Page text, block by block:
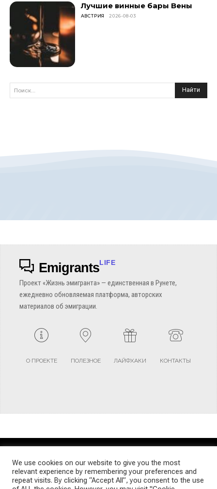
Лучшие винные бары Вены
АВСТРИЯ 2026-08-03
Поиск... Найти
EmigrantsLIFE
Проект «Жизнь эмигранта» — единственная в Рунете,
ежедневно обновляемая платформа, авторских
материалов об эмиграции.
О ПРОЕКТЕ ПОЛЕЗНОЕ ЛАЙФХАКИ КОНТАКТЫ
TERMS AND CONDITIONS PRIVACY POLICY SITEMAP
© Emigrants Life WordPress Theme by TagDiv
We use cookies on our website to give you the most
relevant experience by remembering your preferences and
repeat visits. By clicking “Accept All”, you consent to the use